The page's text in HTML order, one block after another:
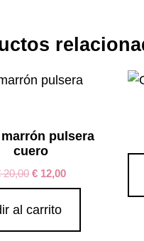
pulsera
cuero
20,00 € 12,00
al carrito